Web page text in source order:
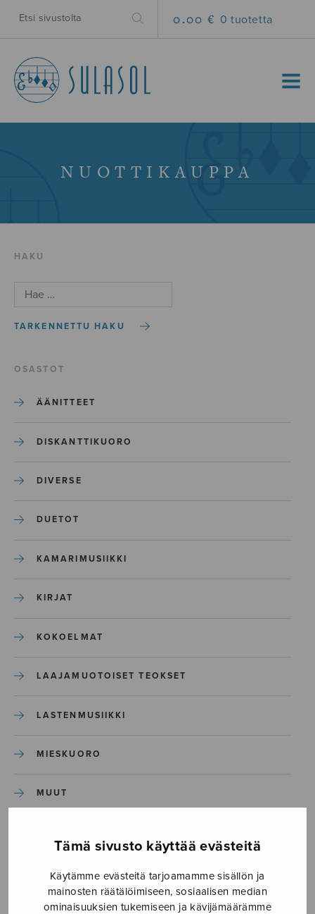
Tämä sivusto käyttää evästeitä
Käytämme evästeitä tarjoamamme sisällön ja
mainosten räätälöimiseen, sosiaalisen median
ominaisuuksien tukemiseen ja kävijämäärämme
0.00 € 0 tuotetta
MENU
NUOTTIKAUPPA
HAKU
TARKENNETTU HAKU
OSASTOT
ÄÄNITTEET
DISKANTTIKUORO
DIVERSE
DUETOT
KAMARIMUSIIKKI
KIRJAT
KOKOELMAT
LAAJAMUOTOISET TEOKSET
LASTENMUSIIKKI
MIESKUORO
MUUT
SEKAKUORO
SOITINKOULUT JA OPPAAT